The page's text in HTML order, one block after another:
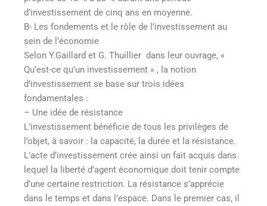
d’investissement de cinq ans en moyenne.
B- Les fondements et le rôle de l’investissement au
sein de l’économie
Selon Y.Gaillard et G. Thuillier dans leur ouvrage, «
Qu’est-ce qu’un investissement » , la notion
d’investissement se base sur trois idées
fondamentales :
– Une idée de résistance
L’investissement bénéficie de tous les privilèges de
l’objet, à savoir : la capacité, la durée et la résistance.
L’acte d’investissement crée ainsi un fait acquis dans
lequel la liberté d’agent économique doit tenir compte
d’une certaine restriction. La résistance s’apprécie
dans le temps et dans l’espace. Dans le premier cas, il